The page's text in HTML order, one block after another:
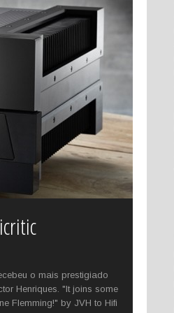
o mais prestigiado
Henriques. "It joins some
Flemming!" by JVH to Hifi